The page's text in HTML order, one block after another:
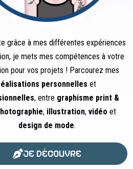
grâce à mes différentes expériences
je mets mes compétences à votre
pour vos projets ! Parcourez mes
personnelleset
, entre graphisme print &
, illustration, vidéo et
design de mode.
JE DÉCOUVRE